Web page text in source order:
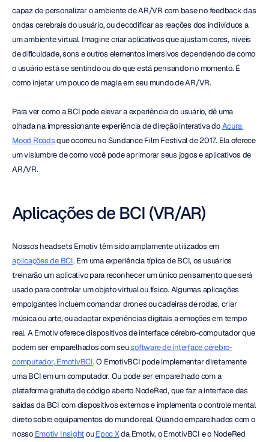
capaz de personalizar o ambiente de AR/VR com base no feedback das
ondas cerebrais do usuário, ou decodificar as reações dos indivíduos a
um ambiente virtual. Imagine criar aplicativos que ajustam cores, níveis
de dificuldade, sons e outros elementos imersivos dependendo de como
o usuário está se sentindo ou do que está pensando no momento. É
como injetar um pouco de magia em seu mundo de AR/VR.
Para ver como a BCI pode elevar a experiência do usuário, dê uma
olhada na impressionante experiência de direção interativa do Acura
Mood Roads que ocorreu no Sundance Film Festival de 2017. Ela oferece
um vislumbre de como você pode aprimorar seus jogos e aplicativos de
AR/VR.
Aplicações de BCI (VR/AR)
aplicações de BCI. Em uma experiência típica de BCI, os usuários
treinarão um aplicativo para reconhecer um único pensamento que será
usado para controlar um objeto virtual ou físico. Algumas aplicações
empolgantes incluem comandar drones ou cadeiras de rodas, criar
música ou arte, ou adaptar experiências digitais a emoções em tempo
real. A Emotiv oferece dispositivos de interface cérebro-computador que
podem ser emparelhados com seu software de interface cérebro-
computador, EmotivBCI. O EmotivBCI pode implementar diretamente
uma BCI em um computador. Ou pode ser emparelhado com a
plataforma gratuita de código aberto NodeRed, que faz a interface das
saídas da BCI com dispositivos externos e implementa o controle mental
direto sobre equipamentos do mundo real. Quando emparelhados com o
nosso Emotiv Insight ou Epoc X da Emotiv, o EmotivBCI e o NodeRed